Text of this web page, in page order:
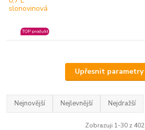
TOP produkt
Upřesnit parametry
Nejnovější Nejlevnější Nejdražší
Zobrazuji 1-30 z 402